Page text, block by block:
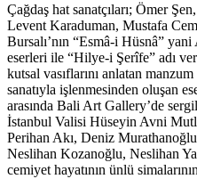
Çağdaş hat sanatçıları; Ömer
Levent Karaduman, Mustafa
Bursalı’nın “Esmâ-i Hüsnâ”
eserleri ile “Hilye-i Şerîfe” adı
kutsal vasıflarını anlatan
sanatıyla işlenmesinden oluşan
arasında Bali Art Gallery’de
İstanbul Valisi Hüseyin Avni
Perihan Akı, Deniz
Neslihan Kozanoğlu, Neslihan
cemiyet hayatının ünlü